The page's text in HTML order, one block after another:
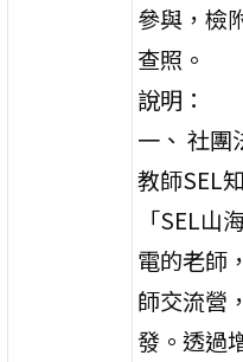
參與，檢
查照。
說明：
一、 社團
教師SEL
「SEL
電的老師
師交流營
發。透過